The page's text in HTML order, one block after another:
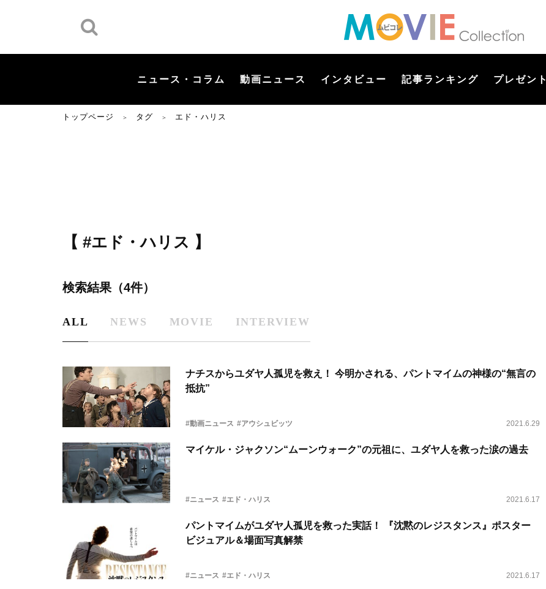
ニュース・コラム 動画ニュース インタビュー 記事ランキング プレゼント
トップページ ＞ タグ ＞ エド・ハリス
【 #エド・ハリス 】
検索結果（4件）
ALL NEWS MOVIE INTERVIEW
ナチスからユダヤ人孤児を救え！ 今明かされる、パントマイムの神様の“無言の
抵抗”
#動画ニュース #アウシュビッツ 2021.6.29
マイケル・ジャクソン“ムーンウォーク”の元祖に、ユダヤ人を救った涙の過去
#ニュース #エド・ハリス 2021.6.17
パントマイムがユダヤ人孤児を救った実話！ 『沈黙のレジスタンス』ポスター
ビジュアル＆場面写真解禁
#ニュース #エド・ハリス 2021.6.17